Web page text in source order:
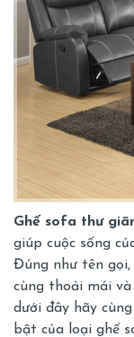
Ghế sofa thư
giúp cuộc sống
Đúng như tên gọi,
cùng thoải mái
dưới đây hãy
bật của loại ghế